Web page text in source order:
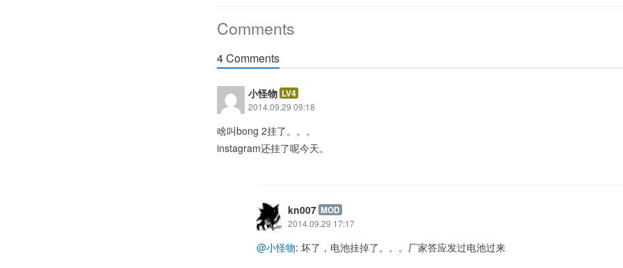
Comments
4 Comments
小怪物 LV4
2014.09.29 09:18
啥叫bong 2挂了。。。
instagram还挂了呢今天。
kn007 MOD
2014.09.29 17:17
@小怪物: 坏了，电池挂掉了。。。厂家答应发过电池过来